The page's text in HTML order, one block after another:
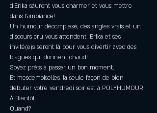
d'Erika sauront vous charmer et vous mettre
dans l'ambiance!
Un humour décomplexé, des angles vrais et un
discours cru vous attendent. Erika et ses
invité(e)s seront là pour vous divertir avec des
blagues qui donnent chaud!
Soyez prêts à passer un bon moment.
Et mesdemoiselles, la seule façon de bien
débuter votre vendredi soir est à POLYHUMOUR.
À Bientôt.
Quand?